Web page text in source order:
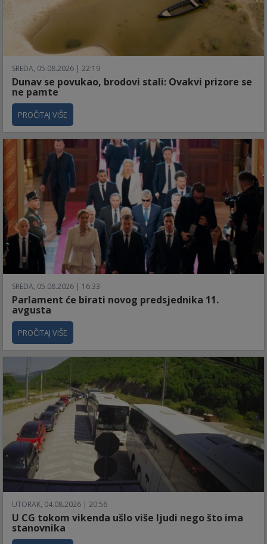
SREDA, 05.08.2026 | 22:19
Dunav se povukao, brodovi stali: Ovakvi prizore se
ne pamte
PROČITAJ VIŠE
SREDA, 05.08.2026 | 16:33
Parlament će birati novog predsjednika 11.
avgusta
PROČITAJ VIŠE
UTORAK, 04.08.2026 | 20:56
U CG tokom vikenda ušlo više ljudi nego što ima
stanovnika